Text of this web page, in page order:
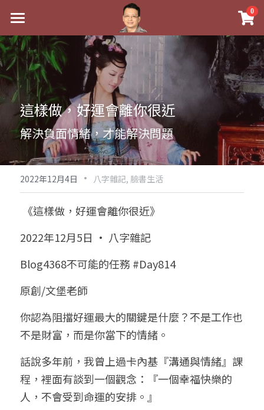
0
最新消息
關於我
實體經營
祖傳命理
手工印鑑
課程介紹
五行八字學
後天派陽宅
Blog
黃金會員專區
八字雜記
心靈成長
人氣最高
站長精選
臉書生活
好書推廌
試閱專區
Podcast聽書
團隊訓練營
八字視頻
陽宅視頻
線上直播
自我挑戰
線上學苑
八字初階班1
八字初階班2
八字進階班
八字中階班
八字高階班
五人實戰班
五行計算初階班
命理商城
八字完整班
《十神高階實戰錄》完整典藏版
科學八字推理PDF
八字批命
小兒命名
我的著作
科學八字推理1
科學八字推理2
科學八字推理3
科學八字輕鬆學
輕鬆學會科學八字推理
與我預約
批命預約
上課預約
常見問題
FB粉絲頁
登錄/註冊
搜索
繁體中文
繁體中文
0938617837
這樣做，好運會離你很近
解決負面情緒，才能解決問題
2022年12月4日 · 八字雜記, 臉書生活
《這樣做，好運會離你很近》
2022年12月5日 · 八字雜記
Blog4368不可能的任務 #Day814
原創/文堡老師
你認為阻擋好運最大的關鍵是什麼？不是工作也
不是財富，而是你當下的情緒。
話說多年前，我曾上過卡內基『溝通與情緒』課
程，裡面有談到一個觀念：『一個幸福快樂的
人，不會受到命運的安排。』
×
商品分類
八字線上完整班
科學八字推理PDF
《十神高階實戰錄》完整典藏版
1美元超值PDF